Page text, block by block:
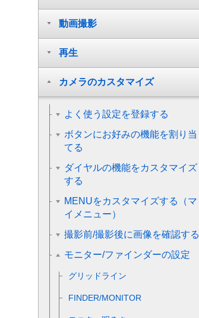
動画撮影
再生
カメラのカスタマイズ
よく使う設定を登録する
ボタンにお好みの機能を割り当
てる
ダイヤルの機能をカスタマイズ
する
MENUをカスタマイズする（マ
イメニュー）
撮影前/撮影後に画像を確認する
モニター/ファインダーの設定
グリッドライン
FINDER/MONITOR